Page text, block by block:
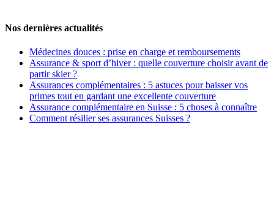
Nos dernières actualités
Médecines douces : prise en charge et remboursements
Assurance & sport d’hiver : quelle couverture choisir avant de
partir skier ?
Assurances complémentaires : 5 astuces pour baisser vos
primes tout en gardant une excellente couverture
Assurance complémentaire en Suisse : 5 choses à connaître
Comment résilier ses assurances Suisses ?